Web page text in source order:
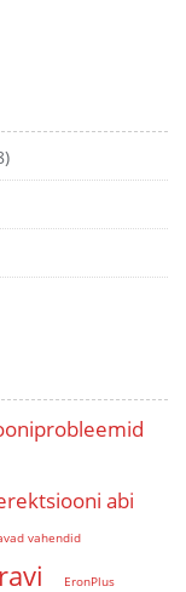
abi
vahendid
EronPlus